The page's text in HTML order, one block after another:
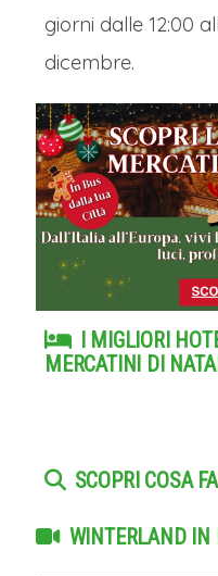
giorni dalle 12:00
dicembre.
I MIGLIORI
MERCATINI DI
SCOPRI COSA
WINTERLAND IN